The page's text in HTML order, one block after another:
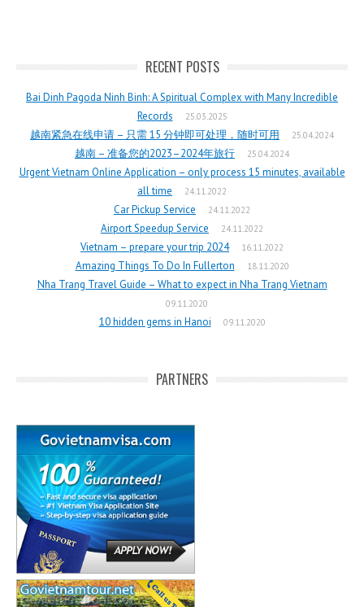
RECENT POSTS
Bai Dinh Pagoda Ninh Binh: A Spiritual Complex with Many Incredible
Records
25.03.2025
越南紧急在线申请 – 只需 15 分钟即可处理，随时可用 25.04.2024
越南 – 准备您的2023–2024年旅行 25.04.2024
Urgent Vietnam Online Application – only process 15 minutes, available
all time
24.11.2022
Car Pickup Service 24.11.2022
Airport Speedup Service 24.11.2022
Vietnam – prepare your trip 2024 16.11.2022
Amazing Things To Do In Fullerton 18.11.2020
Nha Trang Travel Guide – What to expect in Nha Trang Vietnam
09.11.2020
10 hidden gems in Hanoi 09.11.2020
PARTNERS